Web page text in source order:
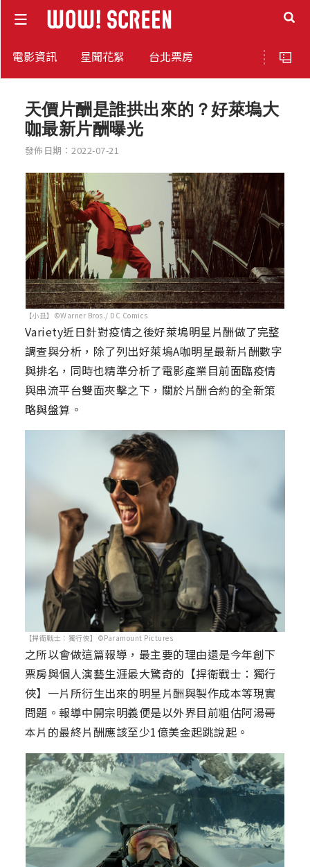
電影資訊 星聞花絮 台北票房
天價片酬是誰拱出來的？好萊塢大
咖最新片酬曝光
發佈日期：2022-07-21
【小丑】©Warner Bros./ DC Comics
Variety近日針對疫情之後好萊塢明星片酬做了完整
調查與分析，除了列出好萊塢A咖明星最新片酬數字
與排名，同時也精準分析了電影產業目前面臨疫情
與串流平台雙面夾擊之下，關於片酬合約的全新策
略與盤算。
【捍衛戰士：獨行俠】©Paramount Pictures
之所以會做這篇報導，最主要的理由還是今年創下
票房與個人演藝生涯最大驚奇的【捍衛戰士：獨行
俠】一片所衍生出來的明星片酬與製作成本等現實
問題。報導中開宗明義便是以外界目前粗估阿湯哥
本片的最終片酬應該至少1億美金起跳說起。